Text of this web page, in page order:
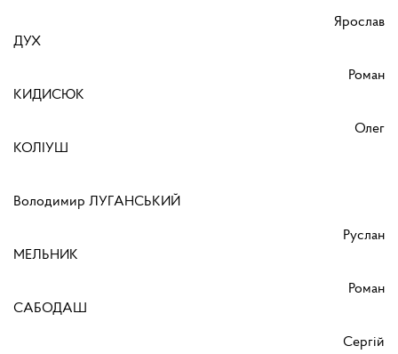
Ярослав
ДУХ
Роман
КИДИСЮК
Олег
КОЛІУШ
Володимир ЛУГАНСЬКИЙ
Руслан
МЕЛЬНИК
Роман
САБОДАШ
Сергій